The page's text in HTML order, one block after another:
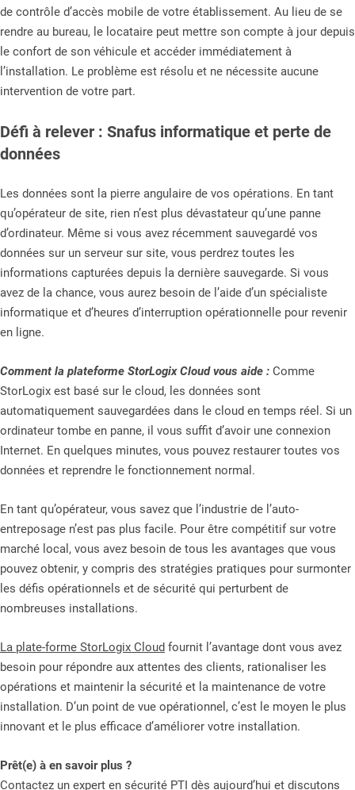
de contrôle d’accès mobile de votre établissement. Au lieu de se
rendre au bureau, le locataire peut mettre son compte à jour depuis
le confort de son véhicule et accéder immédiatement à
l’installation. Le problème est résolu et ne nécessite aucune
intervention de votre part.
Défi à relever : Snafus informatique et perte de
données
Les données sont la pierre angulaire de vos opérations. En tant
qu’opérateur de site, rien n’est plus dévastateur qu’une panne
d’ordinateur. Même si vous avez récemment sauvegardé vos
données sur un serveur sur site, vous perdrez toutes les
informations capturées depuis la dernière sauvegarde. Si vous
avez de la chance, vous aurez besoin de l’aide d’un spécialiste
informatique et d’heures d’interruption opérationnelle pour revenir
en ligne.
Comment la plateforme StorLogix Cloud vous aide : Comme
StorLogix est basé sur le cloud, les données sont
automatiquement sauvegardées dans le cloud en temps réel. Si un
ordinateur tombe en panne, il vous suffit d’avoir une connexion
Internet. En quelques minutes, vous pouvez restaurer toutes vos
données et reprendre le fonctionnement normal.
En tant qu’opérateur, vous savez que l’industrie de l’auto-
entreposage n’est pas plus facile. Pour être compétitif sur votre
marché local, vous avez besoin de tous les avantages que vous
pouvez obtenir, y compris des stratégies pratiques pour surmonter
les défis opérationnels et de sécurité qui perturbent de
nombreuses installations.
La plate-forme StorLogix Cloud fournit l’avantage dont vous avez
besoin pour répondre aux attentes des clients, rationaliser les
opérations et maintenir la sécurité et la maintenance de votre
installation. D’un point de vue opérationnel, c’est le moyen le plus
innovant et le plus efficace d’améliorer votre installation.
Prêt(e) à en savoir plus ?
Contactez un expert en sécurité PTI dès aujourd’hui et discutons